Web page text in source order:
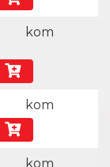
kom
kom
kom